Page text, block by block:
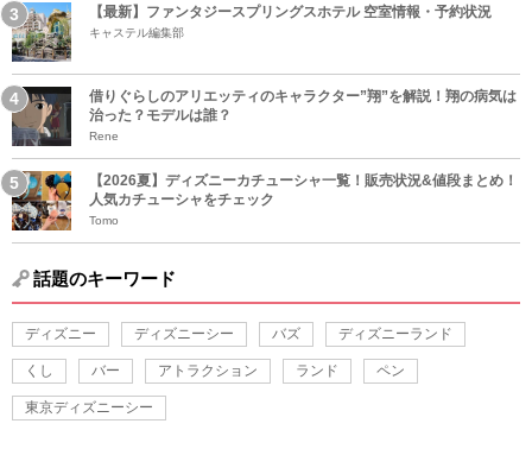
【最新】ファンタジースプリングスホテル 空室情報・予約状況
キャステル編集部
借りぐらしのアリエッティのキャラクター”翔”を解説！翔の病気は
治った？モデルは誰？
Rene
【2026夏】ディズニーカチューシャ一覧！販売状況&値段まとめ！
人気カチューシャをチェック
Tomo
話題のキーワード
ディズニー ディズニーシー バズ ディズニーランド
くし バー アトラクション ランド ペン
東京ディズニーシー